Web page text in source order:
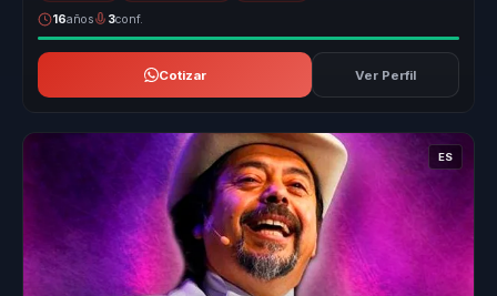
16años 3conf.
Cotizar Ver Perfil
ES